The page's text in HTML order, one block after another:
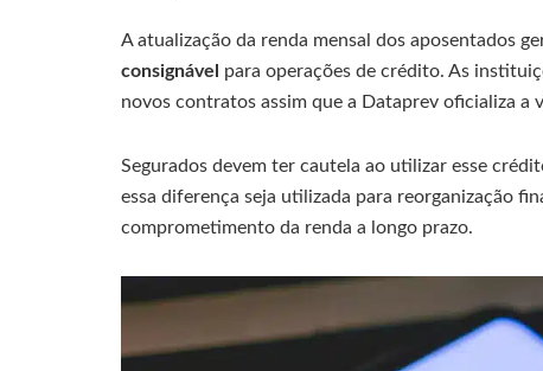
A atualização da renda mensal dos aposentados
consignável para operações de crédito. As
novos contratos assim que a Dataprev oficializa a
Segurados devem ter cautela ao utilizar esse
essa diferença seja utilizada para reorganização
comprometimento da renda a longo prazo.